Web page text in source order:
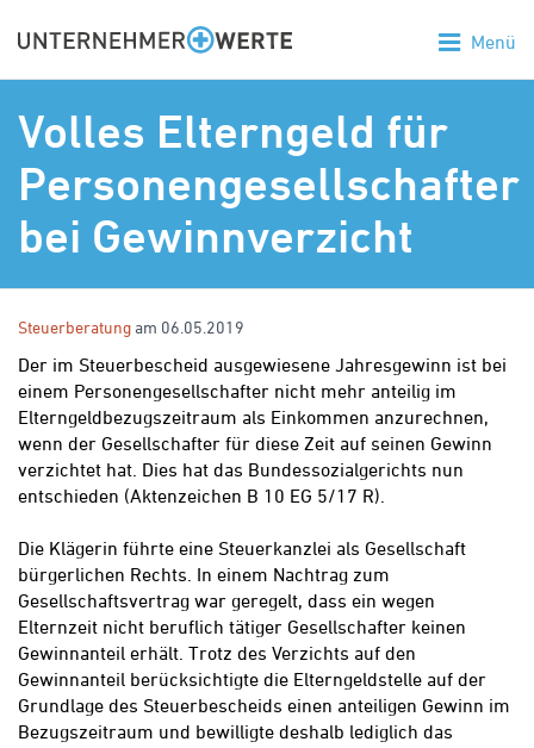
Menü
Volles Elterngeld für
Personengesellschafter
bei Gewinnverzicht
Steuerberatung am 06.05.2019
Der im Steuerbescheid ausgewiesene Jahresgewinn ist bei
einem Personengesellschafter nicht mehr anteilig im
Elterngeldbezugszeitraum als Einkommen anzurechnen,
wenn der Gesellschafter für diese Zeit auf seinen Gewinn
verzichtet hat. Dies hat das Bundessozialgerichts nun
entschieden (Aktenzeichen B 10 EG 5/17 R)
Die Klägerin führte eine Steuerkanzlei als Gesellschaft
bürgerlichen Rechts. In einem Nachtrag zum
Gesellschaftsvertrag war geregelt, dass ein wegen
Elternzeit nicht beruflich tätiger Gesellschafter keinen
Gewinnanteil erhält. Trotz des Verzichts auf den
Gewinnanteil berücksichtigte die Elterngeldstelle auf der
Grundlage des Steuerbescheids einen anteiligen Gewinn im
Bezugszeitraum und bewilligte deshalb lediglich das